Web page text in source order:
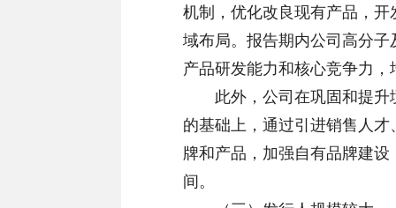
机制，优化改良现有产品，
域布局。报告期内公司高分
产品研发能力和核心竞争力
此外，公司在巩固和提升
的基础上，通过引进销售人
牌和产品，加强自有品牌建
间。